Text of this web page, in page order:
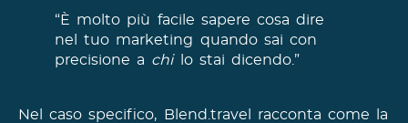
“È molto più facile sapere cosa dire
nel tuo marketing quando sai con
precisione a chilo stai dicendo.”
Nel caso specifico, Blend.travel racconta come la